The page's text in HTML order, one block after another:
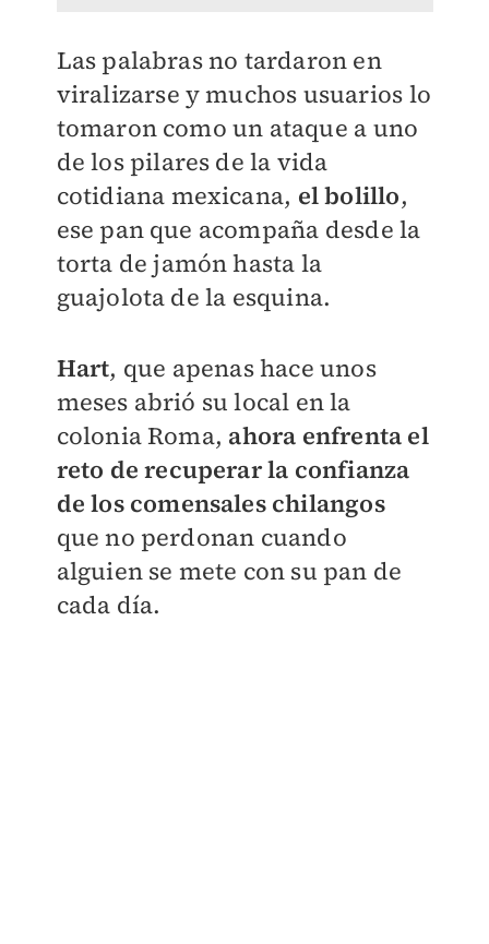
Las palabras no tardaron en
viralizarse y muchos usuarios lo
tomaron como un ataque a uno
de los pilares de la vida
cotidiana mexicana, el bolillo,
ese pan que acompaña desde la
torta de jamón hasta la
guajolota de la esquina.
Hart, que apenas hace unos
meses abrió su local en la
colonia Roma, ahora enfrenta el
reto de recuperar la confianza
de los comensales chilangos
que no perdonan cuando
alguien se mete con su pan de
cada día.